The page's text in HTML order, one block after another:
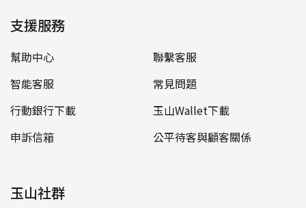
支援服務
幫助中心
聯繫客服
智能客服
常見問題
行動銀行下載
玉山Wallet下載
申訴信箱
公平待客與顧客關係
玉山社群